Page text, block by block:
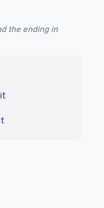
the ending in